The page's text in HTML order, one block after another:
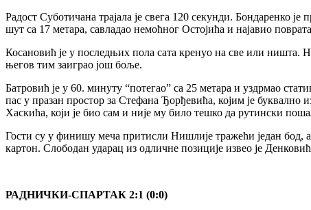
Радост Суботичана трајала је свега 120 секунди. Бондаренко
шут са 17 метара, савладао немоћног Остојића и најавио
Косановић је у последњих пола сата кренуо на све или ништа.
његов тим заиграо још боље.
Батровић је у 60. минуту “потегао” са 25 метара и уздрмао
пас у празан простор за Стефана Ђорђевића, којим је
Хаскића, који је био сам и није му било тешко да рутински
Гости су у финишу меча притисли Нишлије тражећи један бод,
картон. Слободан ударац из одличне позиције извео је
РАДНИЧКИ-СПАРТАК 2:1 (0:0)